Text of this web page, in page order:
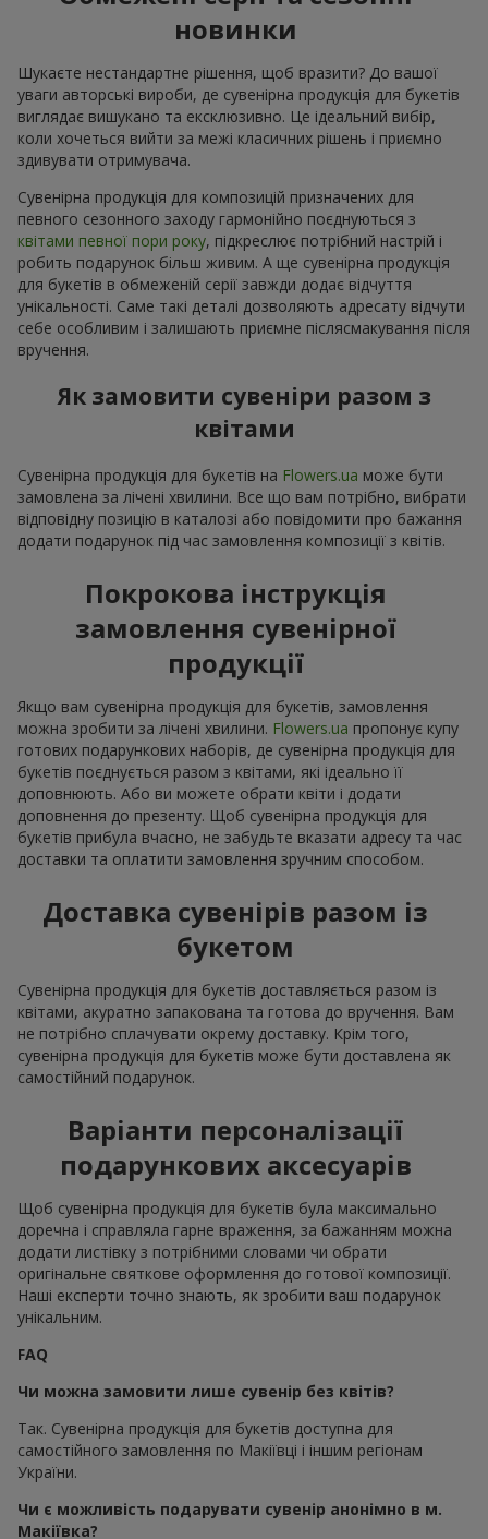
новинки
Шукаєте нестандартне рішення, щоб вразити? До вашої
уваги авторські вироби, де сувенірна продукція для букетів
виглядає вишукано та ексклюзивно. Це ідеальний вибір,
коли хочеться вийти за межі класичних рішень і приємно
здивувати отримувача.
Сувенірна продукція для композицій призначених для
певного сезонного заходу гармонійно поєднуються з
квітами певної пори року, підкреслює потрібний настрій і
робить подарунок більш живим. А ще сувенірна продукція
для букетів в обмеженій серії завжди додає відчуття
унікальності. Саме такі деталі дозволяють адресату відчути
себе особливим і залишають приємне післясмакування після
вручення.
Як замовити сувеніри разом з
квітами
Сувенірна продукція для букетів на Flowers.ua може бути
замовлена за лічені хвилини. Все що вам потрібно, вибрати
відповідну позицію в каталозі або повідомити про бажання
додати подарунок під час замовлення композиції з квітів.
Покрокова інструкція
замовлення сувенірної
продукції
Якщо вам сувенірна продукція для букетів, замовлення
можна зробити за лічені хвилини. Flowers.ua пропонує купу
готових подарункових наборів, де сувенірна продукція для
букетів поєднується разом з квітами, які ідеально її
доповнюють. Або ви можете обрати квіти і додати
доповнення до презенту. Щоб сувенірна продукція для
букетів прибула вчасно, не забудьте вказати адресу та час
доставки та оплатити замовлення зручним способом.
Доставка сувенірів разом із
букетом
Сувенірна продукція для букетів доставляється разом із
квітами, акуратно запакована та готова до вручення. Вам
не потрібно сплачувати окрему доставку. Крім того,
сувенірна продукція для букетів може бути доставлена як
самостійний подарунок.
Варіанти персоналізації
подарункових аксесуарів
Щоб сувенірна продукція для букетів була максимально
доречна і справляла гарне враження, за бажанням можна
додати листівку з потрібними словами чи обрати
оригінальне святкове оформлення до готової композиції.
Наші експерти точно знають, як зробити ваш подарунок
унікальним.
FAQ
Чи можна замовити лише сувенір без квітів?
Так. Сувенірна продукція для букетів доступна для
самостійного замовлення по Макіївці і іншим регіонам
України.
Чи є можливість подарувати сувенір анонімно в м.
Макіївка?